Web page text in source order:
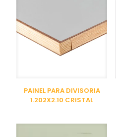
PAINEL PARA DIVISORIA
1.202X2.10 CRISTAL